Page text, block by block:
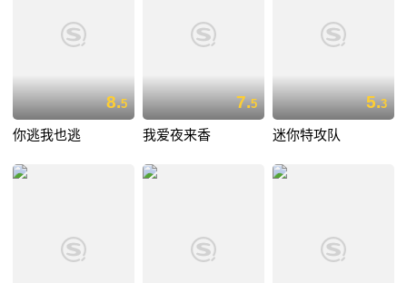
8.5
你逃我也逃
7.5
我爱夜来香
5.3
迷你特攻队